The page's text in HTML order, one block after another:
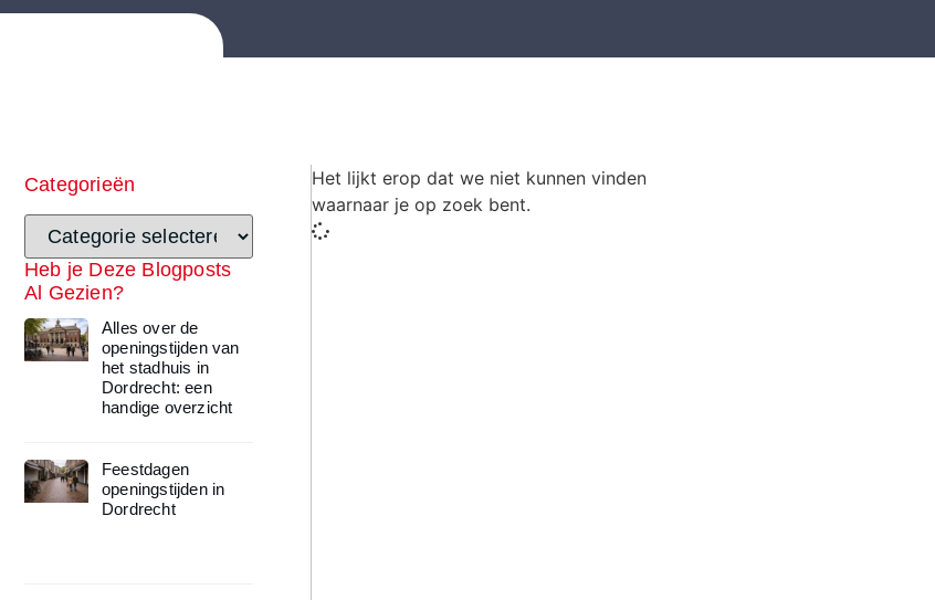
Categorieën
Heb je Deze Blogposts
Al Gezien?
Alles over de
openingstijden van
het stadhuis in
Dordrecht: een
handige overzicht
Feestdagen
openingstijden in
Dordrecht
Het lijkt erop dat we niet kunnen vinden
waarnaar je op zoek bent.